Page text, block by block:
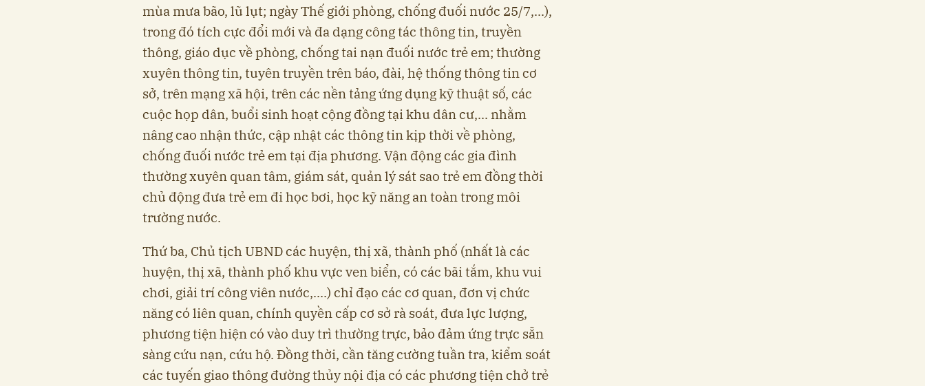
mùa mưa bão, lũ lụt; ngày Thế giới phòng, chống đuối nước 25/7,...),
trong đó tích cực đổi mới và đa dạng công tác thông tin, truyền
thông, giáo dục về phòng, chống tai nạn đuối nước trẻ em; thường
xuyên thông tin, tuyên truyền trên báo, đài, hệ thống thông tin cơ
sở, trên mạng xã hội, trên các nền tảng ứng dụng kỹ thuật số, các
cuộc họp dân, buổi sinh hoạt cộng đồng tại khu dân cư,... nhằm
nâng cao nhận thức, cập nhật các thông tin kịp thời về phòng,
chống đuối nước trẻ em tại địa phương. Vận động các gia đình
thường xuyên quan tâm, giám sát, quản lý sát sao trẻ em đồng thời
chủ động đưa trẻ em đi học bơi, học kỹ năng an toàn trong môi
trường nước.
Thứ ba, Chủ tịch UBND các huyện, thị xã, thành phố (nhất là các
huyện, thị xã, thành phố khu vực ven biển, có các bãi tắm, khu vui
chơi, giải trí công viên nước,....) chỉ đạo các cơ quan, đơn vị chức
năng có liên quan, chính quyền cấp cơ sở rà soát, đưa lực lượng,
phương tiện hiện có vào duy trì thường trực, bảo đảm ứng trực sẵn
sàng cứu nạn, cứu hộ. Đồng thời, cần tăng cường tuần tra, kiểm soát
các tuyến giao thông đường thủy nội địa có các phương tiện chở trẻ